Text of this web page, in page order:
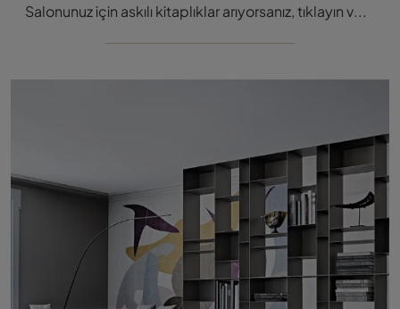
Salonunuz için askılı kitaplıklar arıyorsanız, tıklayın ve tasarım çözümlerimizi keşfedin: Drop modeli Cattelan Italia sizi bekliyor!